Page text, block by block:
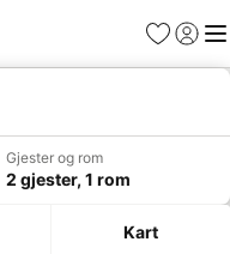
Favoritter
Logg
Gjester og rom
2 gjester, 1 rom
Kart